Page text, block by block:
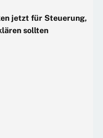
jetzt für Steuerung,
sollten